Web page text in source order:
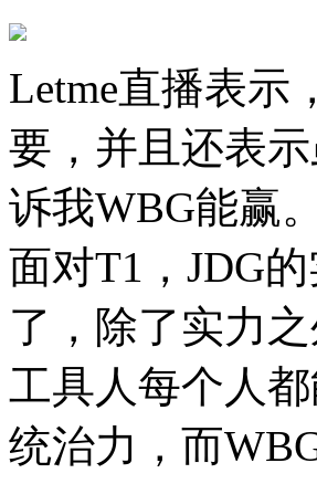
Letme直播表示
要，并且还表
诉我WBG能赢
面对T1，JDG
了，除了实力
工具人每个人
统治力，而